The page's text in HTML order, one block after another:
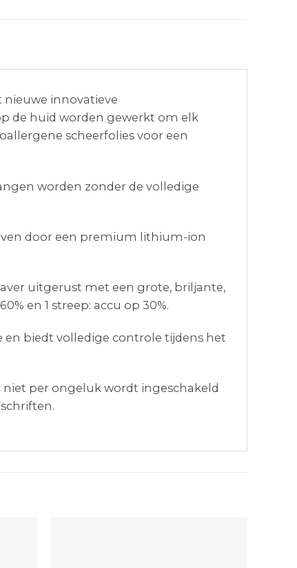
nieuwe innovatieve
de huid worden gewerkt om elk
scheerfolies voor een
worden zonder de volledige
door een premium lithium-ion
uitgerust met een grote, briljante,
en 1 streep: accu op 30%.
biedt volledige controle tijdens het
niet per ongeluk wordt ingeschakeld